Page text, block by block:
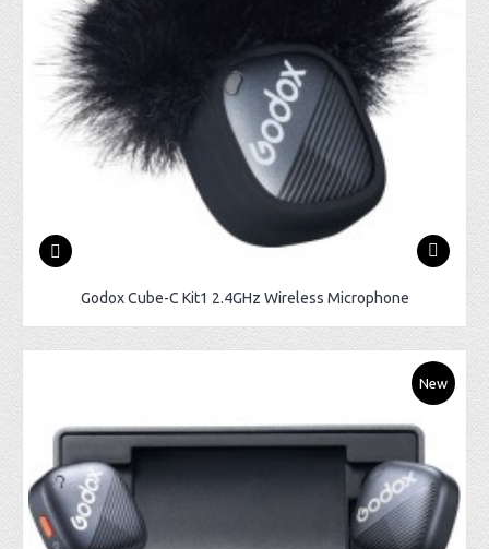
Godox Cube-C Kit1 2.4GHz Wireless Microphone
New